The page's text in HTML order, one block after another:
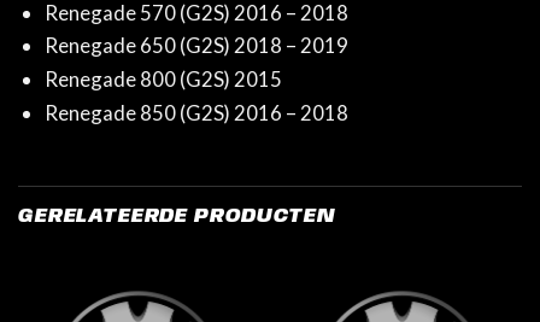
Renegade 570 (G2S) 2016 – 2018
Renegade 650 (G2S) 2018 – 2019
Renegade 800 (G2S) 2015
Renegade 850 (G2S) 2016 – 2018
GERELATEERDE PRODUCTEN